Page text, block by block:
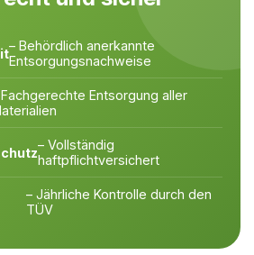
– Behördlich anerkannte
Entsorgungsnachweise
Entsorgung aller
– Vollständig
haftpflichtversichert
– Jährliche Kontrolle durch den
TÜV